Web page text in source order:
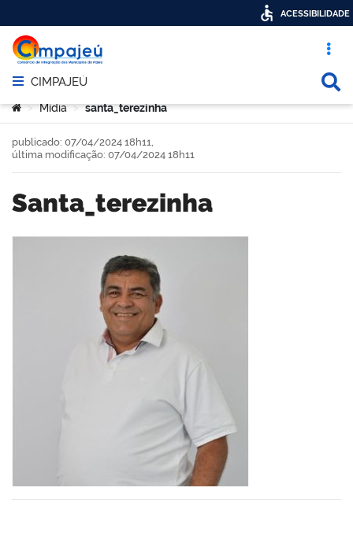
Acesso
Abrir menu principal de navegação
CIMPAJEÚ
Você está aqui:
> Mídia > santa_terezinha
santa_terezinha
publicado: 07/04/2024 18h11,
última modificação: 07/04/2024 18h11
ACESSIBILIDADE